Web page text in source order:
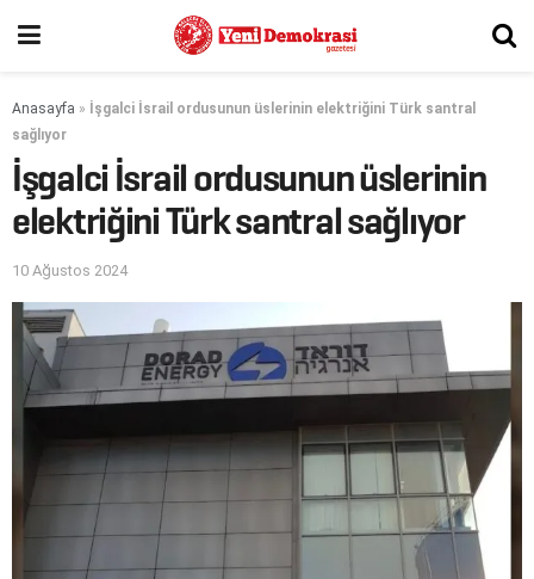
Anasayfa »
İşgalci İsrail ordusunun üslerinin elektriğini Türk santral
sağlıyor
İşgalci İsrail ordusunun üslerinin
elektriğini Türk santral sağlıyor
10 Ağustos 2024